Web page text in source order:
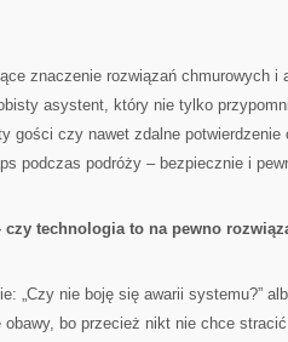
znaczenie rozwiązań chmurowych i
asystent, który nie tylko
gości czy nawet zdalne potwierdzenie
podczas podróży – bezpiecznie i
czy technologia to na pewno
„Czy nie boję się awarii systemu?”
obawy, bo przecież nikt nie chce